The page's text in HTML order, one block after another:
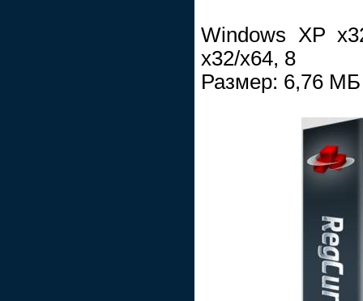
Windows XP
x32/x64, 8
Размер: 6,76 МБ